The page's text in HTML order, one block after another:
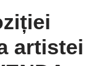
artistei